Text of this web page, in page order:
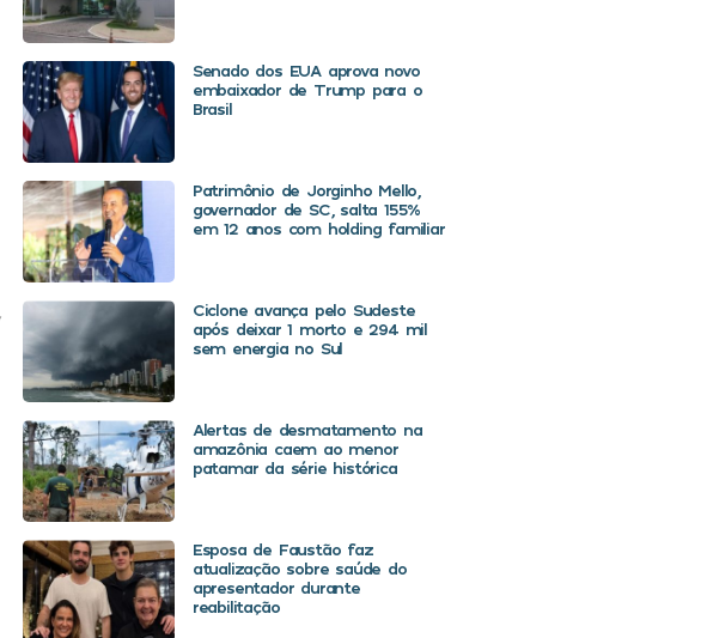
Senado dos EUA aprova novo
embaixador de Trump para o
Brasil
Patrimônio de Jorginho Mello,
governador de SC, salta 155%
em 12 anos com holding familiar
Ciclone avança pelo Sudeste
após deixar 1 morto e 294 mil
sem energia no Sul
Alertas de desmatamento na
amazônia caem ao menor
patamar da série histórica
Esposa de Faustão faz
atualização sobre saúde do
apresentador durante
reabilitação